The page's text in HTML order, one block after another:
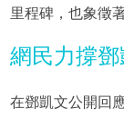
里程碑，也象徵
網民力撐
在鄧凱文公開回